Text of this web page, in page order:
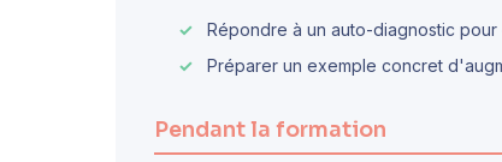
Répondre à un auto-diagnostic
Préparer un exemple concret
Pendant la formation